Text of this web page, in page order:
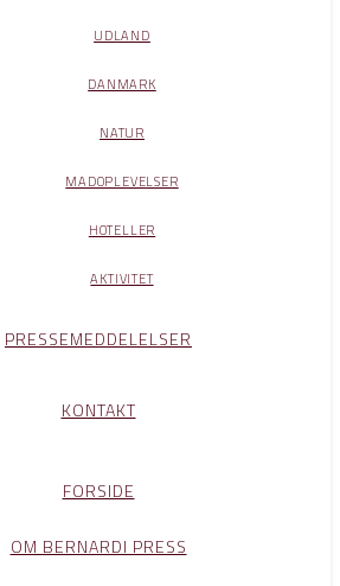
UDLAND
DANMARK
NATUR
MADOPLEVELSER
HOTELLER
AKTIVITET
PRESSEMEDDELELSER
KONTAKT
FORSIDE
OM BERNARDI PRESS